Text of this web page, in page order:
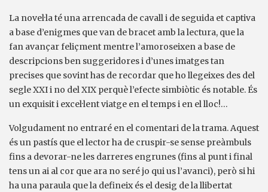
La novel·la té una arrencada de cavall i de seguida et captiva
a base d’enigmes que van de bracet amb la lectura, que la
fan avançar feliçment mentre l’amoroseixen a base de
descripcions ben suggeridores i d’unes imatges tan
precises que sovint has de recordar que ho llegeixes des del
segle XXI i no del XIX perquè l’efecte simbiòtic és notable. És
un exquisit i excel·lent viatge en el temps i en el lloc!…
Volgudament no entraré en el comentari de la trama. Aquest
és un pastís que el lector ha de cruspir-se sense preàmbuls
fins a devorar-ne les darreres engrunes (fins al punt i final
tens un ai al cor que ara no seré jo qui us l’avanci), però si hi
ha una paraula que la defineix és el desig de la llibertat